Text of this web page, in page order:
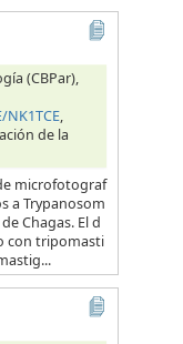
(CBPar),
,
de la
microfotograf
a Trypanosom
Chagas. El d
con tripomasti